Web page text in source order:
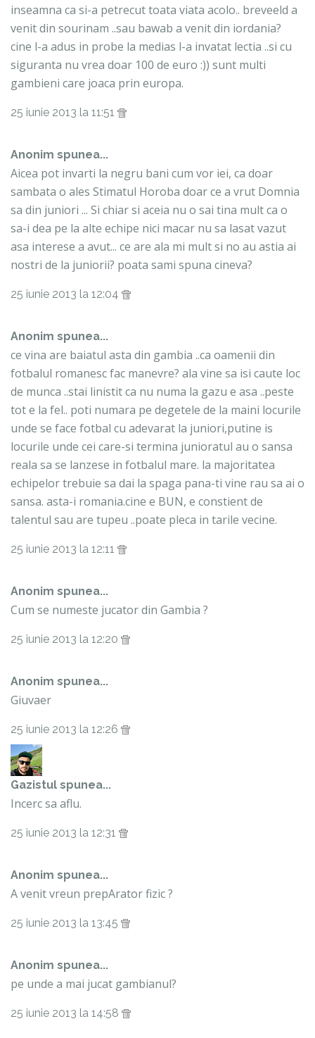
inseamna ca si-a petrecut toata viata acolo.. breveeld a
venit din sourinam ..sau bawab a venit din iordania?
cine l-a adus in probe la medias l-a invatat lectia ..si cu
siguranta nu vrea doar 100 de euro :)) sunt multi
gambieni care joaca prin europa.
25 iunie 2013 la 11:51
Anonim spunea...
Aicea pot invarti la negru bani cum vor iei, ca doar
sambata o ales Stimatul Horoba doar ce a vrut Domnia
sa din juniori ... Si chiar si aceia nu o sai tina mult ca o
sa-i dea pe la alte echipe nici macar nu sa lasat vazut
asa interese a avut... ce are ala mi mult si no au astia ai
nostri de la juniorii? poata sami spuna cineva?
25 iunie 2013 la 12:04
Anonim spunea...
ce vina are baiatul asta din gambia ..ca oamenii din
fotbalul romanesc fac manevre? ala vine sa isi caute loc
de munca ..stai linistit ca nu numa la gazu e asa ..peste
tot e la fel.. poti numara pe degetele de la maini locurile
unde se face fotbal cu adevarat la juniori,putine is
locurile unde cei care-si termina junioratul au o sansa
reala sa se lanzese in fotbalul mare. la majoritatea
echipelor trebuie sa dai la spaga pana-ti vine rau sa ai o
sansa. asta-i romania.cine e BUN, e constient de
talentul sau are tupeu ..poate pleca in tarile vecine.
25 iunie 2013 la 12:11
Anonim spunea...
Cum se numeste jucator din Gambia ?
25 iunie 2013 la 12:20
Anonim spunea...
Giuvaer
25 iunie 2013 la 12:26
Gazistul spunea...
Incerc sa aflu.
25 iunie 2013 la 12:31
Anonim spunea...
A venit vreun prepArator fizic ?
25 iunie 2013 la 13:45
Anonim spunea...
pe unde a mai jucat gambianul?
25 iunie 2013 la 14:58